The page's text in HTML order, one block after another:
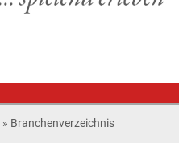
» Branchenverzeichnis